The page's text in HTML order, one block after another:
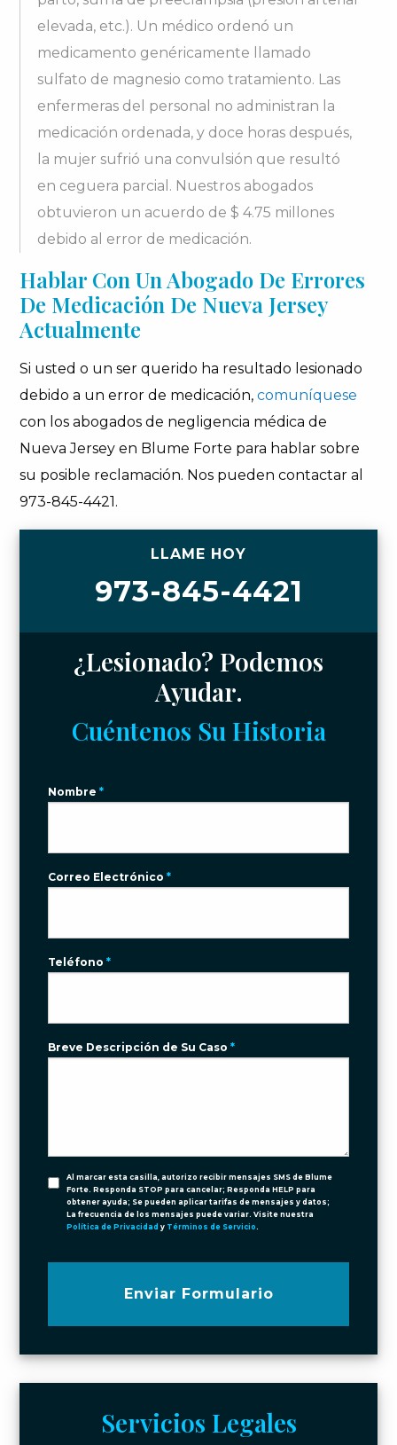
elevada, etc.). Un médico ordenó un
medicamento genéricamente llamado
sulfato de magnesio como tratamiento. Las
enfermeras del personal no administran la
medicación ordenada, y doce horas después,
la mujer sufrió una convulsión que resultó
en ceguera parcial. Nuestros abogados
obtuvieron un acuerdo de $ 4.75 millones
debido al error de medicación.
Hablar Con Un Abogado De Errores
De Medicación De Nueva Jersey
Actualmente
Si usted o un ser querido ha resultado lesionado
debido a un error de medicación,comuníquese
con los abogados de negligencia médica de
Nueva Jersey en Blume Forte para hablar sobre
su posible reclamación. Nos pueden contactar al
973-845-4421.
LLAME HOY
973-845-4421
¿Lesionado? Podemos
Ayudar.
Cuéntenos Su Historia
Nombre*
Correo Electrónico*
Teléfono*
Breve Descripción de Su Caso*
Al marcar esta casilla, autorizo recibir mensajes SMS de Blume
Forte. Responda STOP para cancelar; Responda HELP para
obtener ayuda; Se pueden aplicar tarifas de mensajes y datos;
La frecuencia de los mensajes puede variar. Visite nuestra
Política de Privacidad y Términos de Servicio.
Enviar Formulario
Servicios Legales